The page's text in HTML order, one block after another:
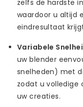
zelfs de hardste
waardoor u altijd
eindresultaat
Variabele
uw blender
snelheden) met
zodat u volledige
uw creaties.